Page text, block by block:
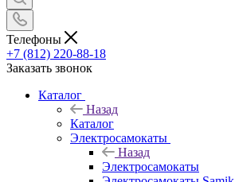
Телефоны
+7 (812) 220-88-18
Заказать звонок
Каталог
Назад
Каталог
Электросамокаты
Назад
Электросамокаты